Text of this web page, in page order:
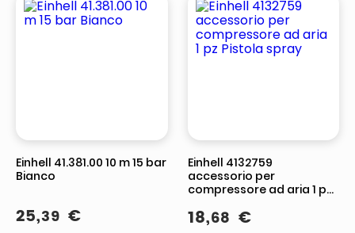
Einhell 41.381.00 10 m 15 bar
Bianco
25,39 €
Einhell 4132759
accessorio per
compressore ad aria 1 pz
18,68 €